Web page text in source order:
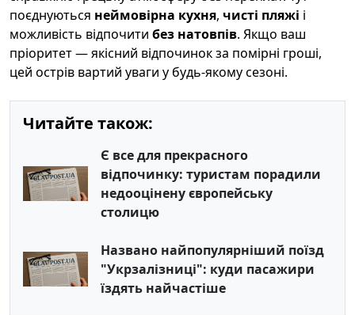
поєднуються неймовірна кухня, чисті пляжі і
можливість відпочити без натовпів. Якщо ваш
пріоритет — якісний відпочинок за помірні гроші,
цей острів вартий уваги у будь-якому сезоні.
Читайте також:
Є все для прекрасного
відпочинку: туристам порадили
недооцінену європейську
столицю
Названо найпопулярніший поїзд
"Укрзалізниці": куди пасажири
їздять найчастіше